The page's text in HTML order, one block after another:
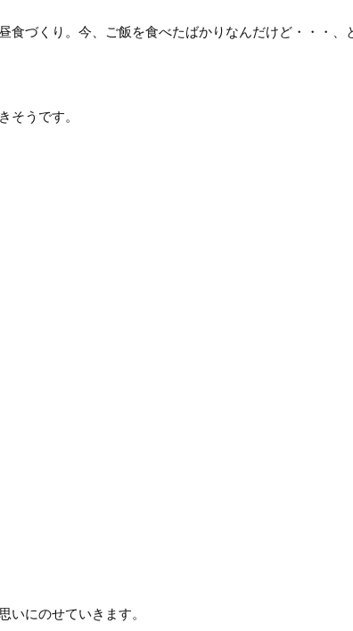
食づくり。今、ご飯を食べたばかりなんだけど・・・、
そうです。
いにのせていきます。